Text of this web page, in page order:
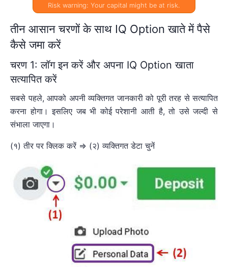
Risk warning: Your capital might be at risk.
तीन आसान चरणों के साथ IQ Option खाते में पैसे
कैसे जमा करें
चरण 1: लॉग इन करें और अपना IQ Option खाता
सत्यापित करें
सबसे पहले, आपको अपनी व्यक्तिगत जानकारी को पूरी तरह से सत्यापित
करना होगा। इसलिए जब भी कोई परेशानी आती है, तो उसे जल्दी से
संभाला जाएगा।
(१) तीर पर क्लिक करें => (२) व्यक्तिगत डेटा चुनें